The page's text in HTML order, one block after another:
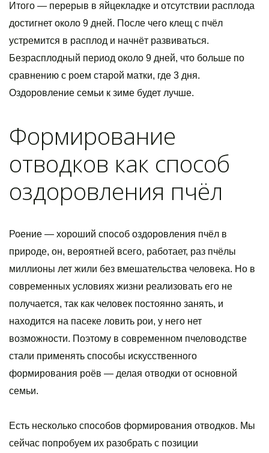
Итого — перерыв в яйцекладке и отсутствии расплода
достигнет около 9 дней. После чего клещ с пчёл
устремится в расплод и начнёт развиваться.
Безрасплодный период около 9 дней, что больше по
сравнению с роем старой матки, где 3 дня.
Оздоровление семьи к зиме будет лучше.
Формирование
отводков как способ
оздоровления пчёл
Роение — хороший способ оздоровления пчёл в
природе, он, вероятней всего, работает, раз пчёлы
миллионы лет жили без вмешательства человека. Но в
современных условиях жизни реализовать его не
получается, так как человек постоянно занять, и
находится на пасеке ловить рои, у него нет
возможности. Поэтому в современном пчеловодстве
стали применять способы искусственного
формирования роёв — делая отводки от основной
семьи.
Есть несколько способов формирования отводков. Мы
сейчас попробуем их разобрать с позиции